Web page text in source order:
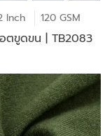
Inch 120 GSM
ตขูดขน | TB2083